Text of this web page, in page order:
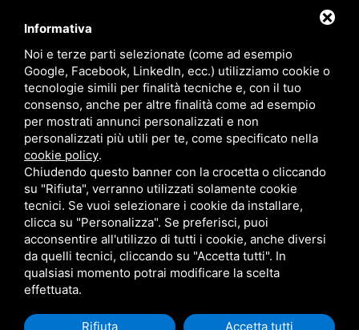
Questo sito è protetto da Google reCAPTCHA v3, Privacy Policy
Informativa
Noi e terze parti selezionate (come ad esempio
Google, Facebook, LinkedIn, ecc.) utilizziamo cookie o
tecnologie simili per finalità tecniche e, con il tuo
consenso, anche per altre finalità come ad esempio
per mostrati annunci personalizzati e non
personalizzati più utili per te, come specificato nella
cookie policy.
Chiudendo questo banner con la crocetta o cliccando
su "Rifiuta", verranno utilizzati solamente cookie
tecnici. Se vuoi selezionare i cookie da installare,
clicca su "Personalizza". Se preferisci, puoi
acconsentire all'utilizzo di tutti i cookie, anche diversi
da quelli tecnici, cliccando su "Accetta tutti". In
qualsiasi momento potrai modificare la scelta
effettuata.
Rifiuta Accetta tutti